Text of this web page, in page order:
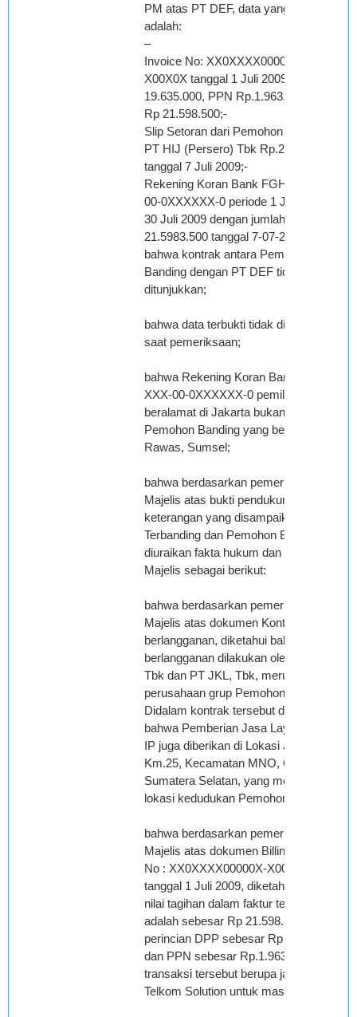
PM atas PT DEF, data yang ditunjukan
adalah:
–
Invoice No: XX0XXXX000000X-
X00X0X tanggal 1 Juli 2009, DPP Rp
19.635.000, PPN Rp.1.963.500 jumlah
Rp 21.598.500;-
Slip Setoran dari Pemohon Banding ke
PT HIJ (Persero) Tbk Rp.21.598.500
tanggal 7 Juli 2009;-
Rekening Koran Bank FGH No. XXX-
00-0XXXXXX-0 periode 1 Juli 2009 s.d.
30 Juli 2009 dengan jumlah transfer Rp
21.5983.500 tanggal 7-07-2009;
bahwa kontrak antara Pemohon
Banding dengan PT DEF tidak
ditunjukkan;
bahwa data terbukti tidak diserahkan
saat pemeriksaan;
bahwa Rekening Koran Bank FGH No.
XXX-00-0XXXXXX-0 pemiliknya
beralamat di Jakarta bukan alamat
Pemohon Banding yang berada di Musi
Rawas, Sumsel;
bahwa berdasarkan pemeriksaan
Majelis atas bukti pendukung dan
keterangan yang disampaikan
Terbanding dan Pemohon Banding,
diuraikan fakta hukum dan pendapat
Majelis sebagai berikut:
bahwa berdasarkan pemeriksaan
Majelis atas dokumen Kontrak
berlangganan, diketahui bahwa kontrak
berlangganan dilakukan oleh PT. DEF,
Tbk dan PT JKL, Tbk, merupakan
perusahaan grup Pemohon Banding.
Didalam kontrak tersebut disebutkan
bahwa Pemberian Jasa Layanan VPN
IP juga diberikan di Lokasi Jl. KLM
Km.25, Kecamatan MNO, OPQ,
Sumatera Selatan, yang merupakan
lokasi kedudukan Pemohon Banding;
bahwa berdasarkan pemeriksaan
Majelis atas dokumen Billing Statement
No : XX0XXXX00000X-X00X0X
tanggal 1 Juli 2009, diketahui bahwa
nilai tagihan dalam faktur tersebut
adalah sebesar Rp 21.598.500 dengan
perincian DPP sebesar Rp 19.635.000
dan PPN sebesar Rp.1.963.500,
transaksi tersebut berupa jasa layanan
Telkom Solution untuk masa Juli 2009;